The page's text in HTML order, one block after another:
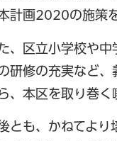
計画2020の施策
、区立小学校や中
研修の充実など
、本区を取り巻く
とも、かねてより